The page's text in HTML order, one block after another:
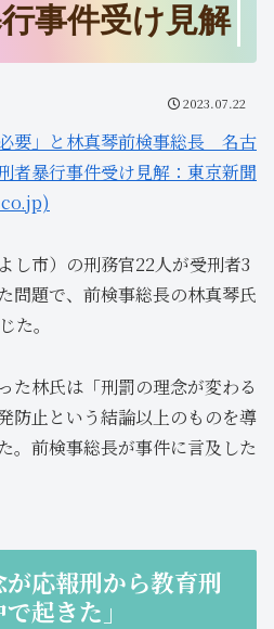
事件受け見解
2023.07.22
要」と林真琴前検事総長 名古
者暴行事件受け見解：東京新聞
し市）の刑務官22人が受刑者3
問題で、前検事総長の林真琴氏
た。
た林氏は「刑罰の理念が変わる
防止という結論以上のものを導
。前検事総長が事件に言及した
応報刑から教育刑
起きた」